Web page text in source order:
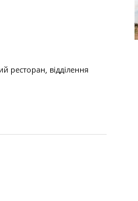
ресторан, відділення